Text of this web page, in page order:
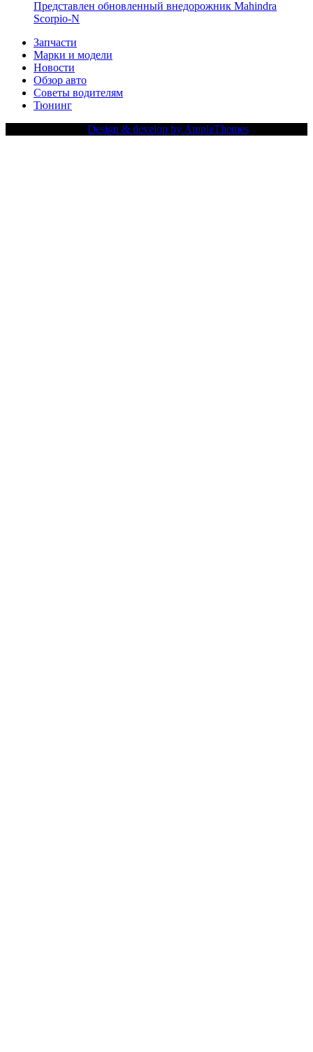
Представлен обновленный внедорожник Mahindra
Scorpio-N
Запчасти
Марки и модели
Новости
Обзор авто
Советы водителям
Тюнинг
Design & develop by AmpleThemes